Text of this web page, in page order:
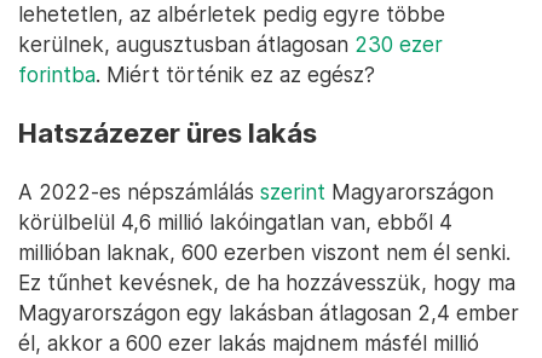
lehetetlen, az albérletek pedig egyre többe
kerülnek, augusztusban átlagosan 230 ezer
forintba. Miért történik ez az egész?
Hatszázezer üres lakás
A 2022-es népszámlálás szerint Magyarországon
körülbelül 4,6 millió lakóingatlan van, ebből 4
millióban laknak, 600 ezerben viszont nem él senki.
Ez tűnhet kevésnek, de ha hozzávesszük, hogy ma
Magyarországon egy lakásban átlagosan 2,4 ember
él, akkor a 600 ezer lakás majdnem másfél millió